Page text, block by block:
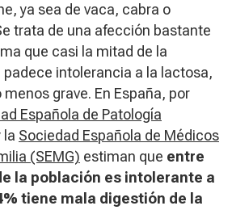
ya sea de vaca, cabra o
trata de una afección bastante
que casi la mitad de la
intolerancia a la lactosa,
grave. En España, por
Española de Patología
la Sociedad Española de Médicos
(SEMG) estiman que entre
la población es intolerante a
tiene mala digestión de la